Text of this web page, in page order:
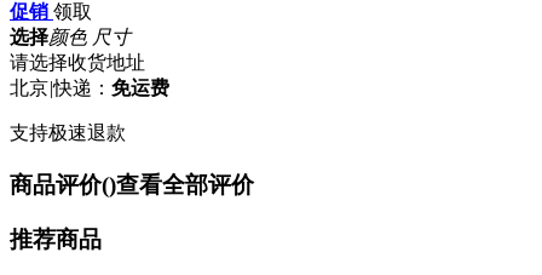
促销 领取
选择颜色 尺寸
请选择收货地址
北京|快递： 免运费
支持极速退款
商品评价()查看全部评价
推荐商品